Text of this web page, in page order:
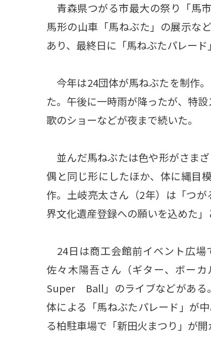
青森県つがる市最大の祭り「馬
馬形の山車「馬ねぶた」の展示な
あり、最終日に「馬ねぶたパレー
今年は24団体が馬ねぶたを制作
た。午後に一時雨が降ったが、特
歌のショーなどが夜まで続いた。
並んだ馬ねぶたは色や形がさま
偶と同じ形にしたほか、体に縄目
作。土岐亮太さん（2年）は「つ
界文化遺産登録への願いを込めた」
24日は商工会館前イベント広場
佐々木陽吾さん（ギター、ボー
Super Ball」のライブなどがある
体による「馬ねぶたパレード」が
る柏駐車場で「新田火まつり」が開